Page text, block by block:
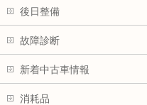
後日整備
故障診断
新着中古車情報
消耗品